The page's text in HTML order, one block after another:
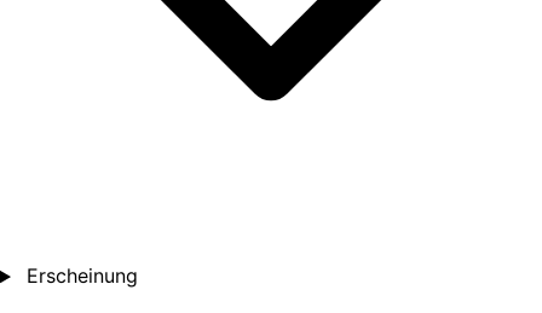
Erscheinung